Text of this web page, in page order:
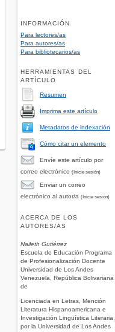
INFORMACIÓN
Para lectores/as
Para autores/as
Para bibliotecarios/as
HERRAMIENTAS DEL
ARTÍCULO
Resumen
Imprima este artículo
Metadatos de indexación
Cómo citar un elemento
Envíe este artículo por
correo electrónico (Inicie sesión)
Enviar un correo
electrónico al autor/a (Inicie sesión)
ACERCA DE LOS
AUTORES/AS
Naileth Gutiérrez
Escuela de Educación Programa
de Profesionalización Docente
Universidad de Los Andes
Venezuela, República Bolivariana
de
Licenciada en Letras, Mención
Literatura Hispanoamericana e
Investigación Lingüística Literaria,
por la Universidad de Los Andes